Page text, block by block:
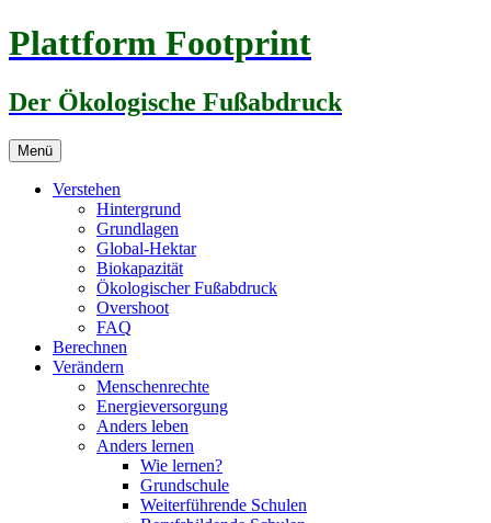
Zum
Inhalt
Plattform Footprint
Der Ökologische Fußabdruck
Menü
Verstehen
Hintergrund
Grundlagen
Global-Hektar
Biokapazität
Ökologischer Fußabdruck
Overshoot
FAQ
Berechnen
Verändern
Menschenrechte
Energieversorgung
Anders leben
Anders lernen
Wie lernen?
Grundschule
Weiterführende Schulen